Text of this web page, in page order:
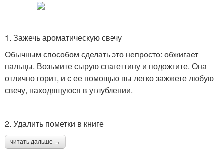
1. Зажечь ароматическую свечу
Обычным способом сделать это непросто: обжигает
пальцы. Возьмите сырую спагеттину и подожгите. Она
отлично горит, и с ее помощью вы легко зажжете любую
свечу, находящуюся в углублении.
2. Удалить пометки в книге
читать дальше →